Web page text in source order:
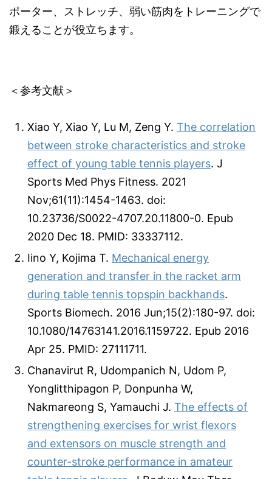
ポーター、ストレッチ、弱い筋肉をトレーニングで
鍛えることが役立ちます。
＜参考文献＞
Xiao Y, Xiao Y, Lu M, Zeng Y. The correlation
between stroke characteristics and stroke
effect of young table tennis players. J
Sports Med Phys Fitness. 2021
Nov;61(11):1454-1463. doi:
10.23736/S0022-4707.20.11800-0. Epub
2020 Dec 18. PMID: 33337112.
Iino Y, Kojima T. Mechanical energy
generation and transfer in the racket arm
during table tennis topspin backhands.
Sports Biomech. 2016 Jun;15(2):180-97. doi:
10.1080/14763141.2016.1159722. Epub 2016
Apr 25. PMID: 27111711.
Chanavirut R, Udompanich N, Udom P,
Yonglitthipagon P, Donpunha W,
Nakmareong S, Yamauchi J. The effects of
strengthening exercises for wrist flexors
and extensors on muscle strength and
counter-stroke performance in amateur